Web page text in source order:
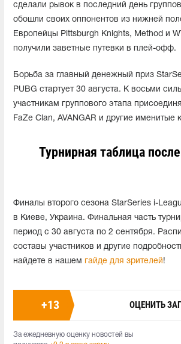
сделали рывок в последний день
обошли своих оппонентов из нижней
Европейцы Pittsburgh Knights, Method и
получили заветные путевки в плей-офф.
Борьба за главный денежный приз
PUBG стартует 30 августа. К восьми
участникам группового этапа
FaZe Clan, AVANGAR и другие именитые
Турнирная таблица
Финалы второго сезона StarSeries i-
в Киеве, Украина. Финальная часть
период с 30 августа по 2 сентября.
составы участников и другие
найдете в нашем гайде для зрителей!
+13 ОЦЕНИТЬ
За ежедневную оценку новостей вы